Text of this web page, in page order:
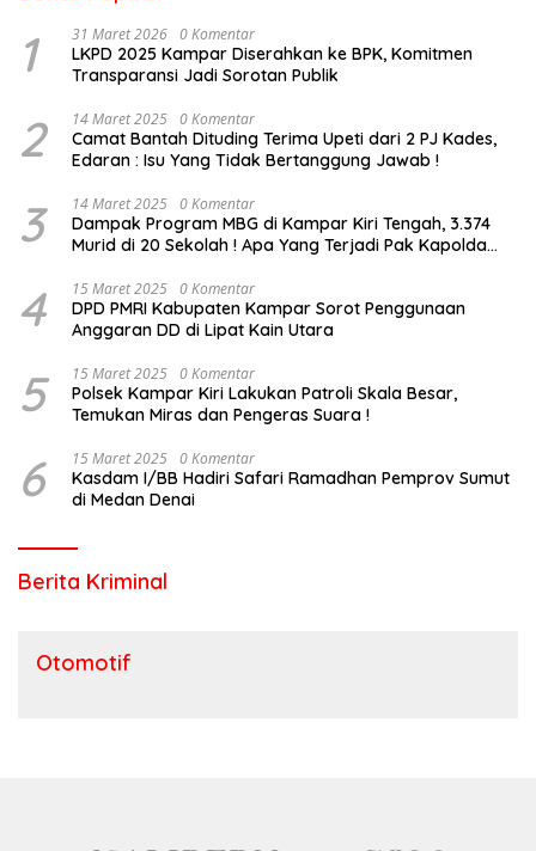
1 31 Maret 2026 0 Komentar
LKPD 2025 Kampar Diserahkan ke BPK, Komitmen
Transparansi Jadi Sorotan Publik
2 14 Maret 2025 0 Komentar
Camat Bantah Dituding Terima Upeti dari 2 PJ Kades,
Edaran : Isu Yang Tidak Bertanggung Jawab !
3 14 Maret 2025 0 Komentar
Dampak Program MBG di Kampar Kiri Tengah, 3.374
Murid di 20 Sekolah ! Apa Yang Terjadi Pak Kapolda
4 15 Maret 2025 0 Komentar
DPD PMRI Kabupaten Kampar Sorot Penggunaan
Anggaran DD di Lipat Kain Utara
5 15 Maret 2025 0 Komentar
Polsek Kampar Kiri Lakukan Patroli Skala Besar,
Temukan Miras dan Pengeras Suara !
6 15 Maret 2025 0 Komentar
Kasdam I/BB Hadiri Safari Ramadhan Pemprov Sumut
di Medan Denai
Berita Kriminal
Otomotif